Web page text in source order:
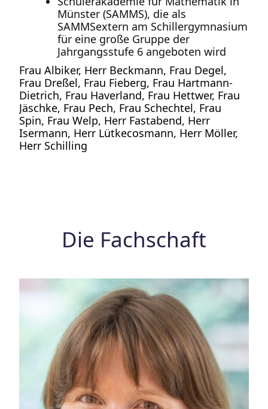
Münster (SAMMS), die als
SAMMSextern am Schillergymnasium
für eine große Gruppe der
Jahrgangsstufe 6 angeboten wird
Frau Albiker, Herr Beckmann, Frau Degel,
Frau Dreßel, Frau Fieberg, Frau Hartmann-
Dietrich, Frau Haverland, Frau Hettwer, Frau
Jäschke, Frau Pech, Frau Schechtel, Frau
Spin, Frau Welp, Herr Fastabend, Herr
Isermann, Herr Lütkecosmann, Herr Möller,
Herr Schilling
Die Fachschaft